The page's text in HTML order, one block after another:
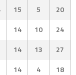
15 5
20
14 10
24
14 13
27
14 4
18